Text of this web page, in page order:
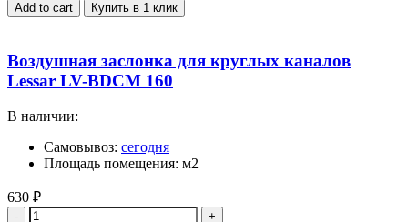
Add to cart Купить в 1 клик
Воздушная заслонка для круглых каналов
Lessar LV-BDCM 160
В наличии:
Самовывоз: сегодня
Площадь помещения: м2
630 ₽
Quantity